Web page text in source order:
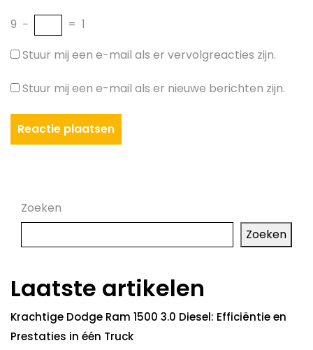
9 − = 1
Stuur mij een e-mail als er vervolgreacties zijn.
Stuur mij een e-mail als er nieuwe berichten zijn.
Zoeken
Zoeken
Laatste artikelen
Krachtige Dodge Ram 1500 3.0 Diesel: Efficiëntie en
Prestaties in één Truck